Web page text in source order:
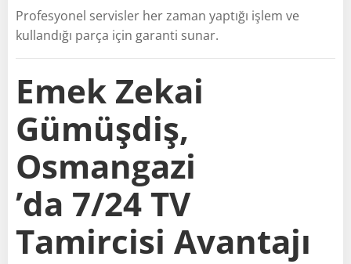
Profesyonel servisler her zaman yaptığı işlem ve
kullandığı parça için garanti sunar.
Emek Zekai
Gümüşdiş,
Osmangazi
’da 7/24 TV
Tamircisi Avantajı